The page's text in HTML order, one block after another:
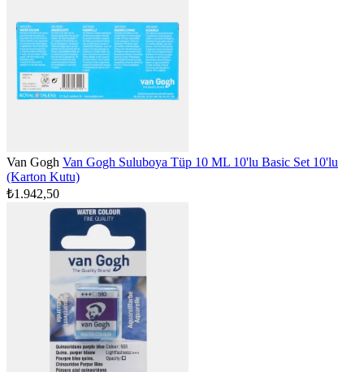
Van Gogh Van Gogh Suluboya Tüp 10 ML 10'lu Basic Set 10'lu
(Karton Kutu)
₺1.942,50